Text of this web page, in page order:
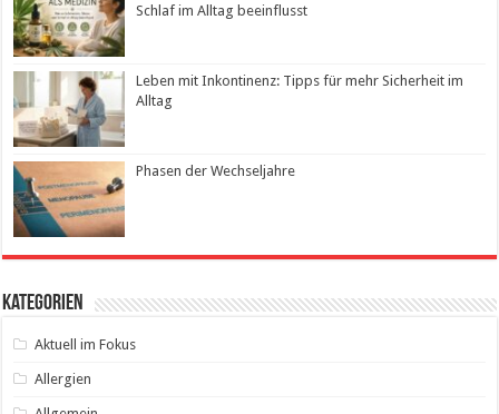
Schlaf im Alltag beeinflusst
Leben mit Inkontinenz: Tipps für mehr Sicherheit im
Alltag
Phasen der Wechseljahre
Kategorien
Aktuell im Fokus
Allergien